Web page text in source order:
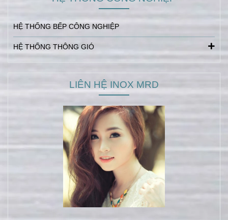
HỆ THỐNG BẾP CÔNG NGHIỆP
HỆ THỐNG THÔNG GIÓ
LIÊN HỆ INOX MRD